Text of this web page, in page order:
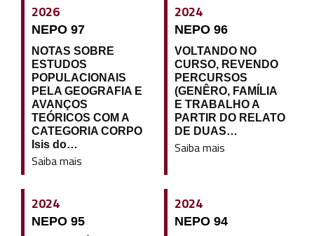
2026
NEPO 97
NOTAS SOBRE
ESTUDOS
POPULACIONAIS
PELA GEOGRAFIA E
AVANÇOS
TEÓRICOS COM A
CATEGORIA CORPO
Isis do…
Saiba mais
2024
NEPO 96
VOLTANDO NO
CURSO, REVENDO
PERCURSOS
(GENÊRO, FAMÍLIA
E TRABALHO A
PARTIR DO RELATO
DE DUAS…
Saiba mais
2024
NEPO 95
2024
NEPO 94